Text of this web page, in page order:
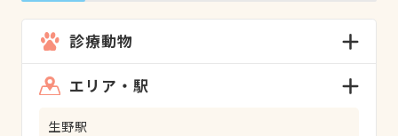
診療動物
エリア・駅
生野駅